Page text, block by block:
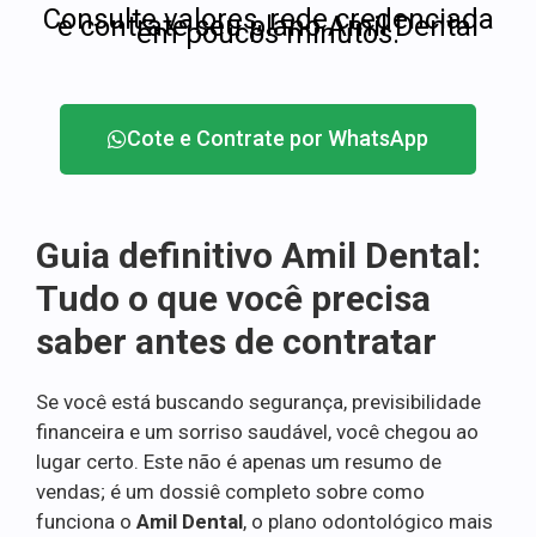
Consulte valores, rede credenciada
e contrate seu plano Amil Dental
em poucos minutos.
Cote e Contrate por WhatsApp
Guia definitivo Amil Dental:
Tudo o que você precisa
saber antes de contratar
Se você está buscando segurança, previsibilidade
financeira e um sorriso saudável, você chegou ao
lugar certo. Este não é apenas um resumo de
vendas; é um dossiê completo sobre como
funciona o Amil Dental, o plano odontológico mais